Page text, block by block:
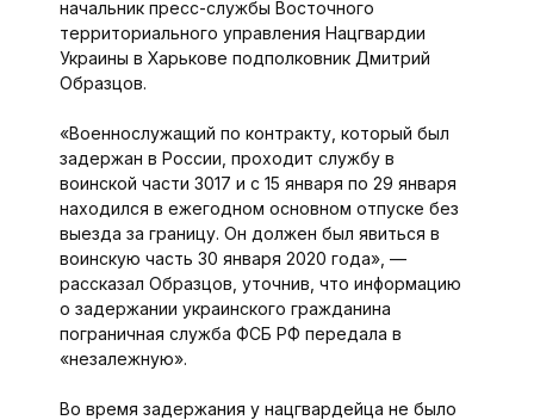
начальник пресс-службы Восточного
территориального управления Нацгвардии
Украины в Харькове подполковник Дмитрий
Образцов.
«Военнослужащий по контракту, который был
задержан в России, проходит службу в
воинской части 3017 и с 15 января по 29 января
находился в ежегодном основном отпуске без
выезда за границу. Он должен был явиться в
воинскую часть 30 января 2020 года», —
рассказал Образцов, уточнив, что информацию
о задержании украинского гражданина
пограничная служба ФСБ РФ передала в
«незалежную».
Во время задержания у нацгвардейца не было